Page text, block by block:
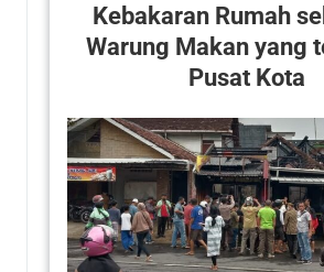
Kebakaran Rumah
Warung Makan yang
Pusat Kota